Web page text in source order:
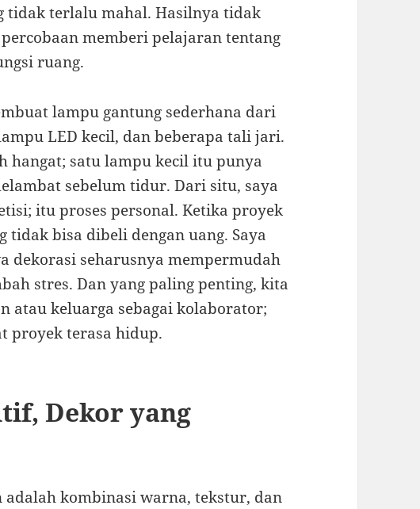
tidak terlalu mahal. Hasilnya tidak
memberi pelajaran tentang
ruang.
lampu gantung sederhana dari
LED kecil, dan beberapa tali jari.
hangat; satu lampu kecil itu punya
sebelum tidur. Dari situ, saya
itu proses personal. Ketika proyek
tidak bisa dibeli dengan uang. Saya
dekorasi seharusnya mempermudah
stres. Dan yang paling penting, kita
atau keluarga sebagai kolaborator;
proyek terasa hidup.
Dekor yang
adalah kombinasi warna, tekstur, dan